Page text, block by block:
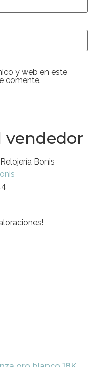
y web en este
comente.
vendedor
Bonis